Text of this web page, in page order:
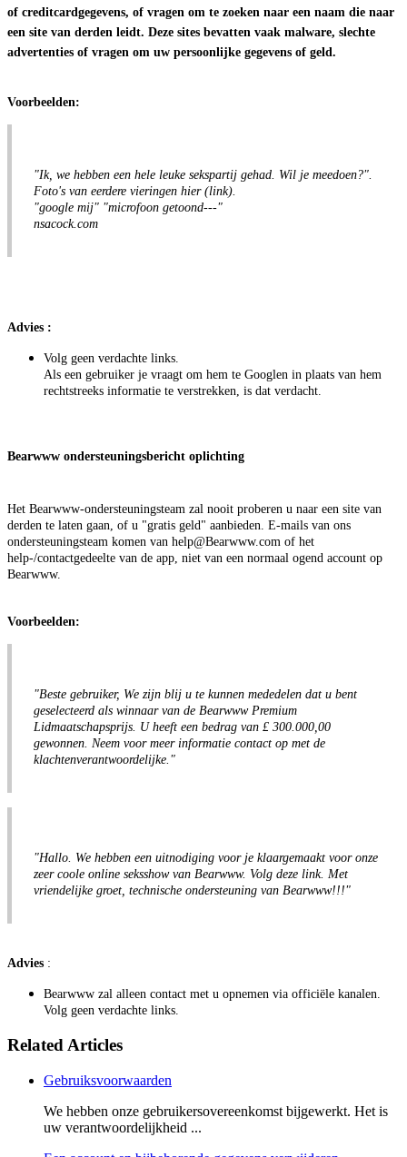
of creditcardgegevens, of vragen om te zoeken naar een naam die naar
een site van derden leidt. Deze sites bevatten vaak malware, slechte
advertenties of vragen om uw persoonlijke gegevens of geld.
Voorbeelden:
"Ik, we hebben een hele leuke sekspartij gehad. Wil je meedoen?".
Foto's van eerdere vieringen hier (link).
"google mij" "microfoon getoond---"
nsacock.com
Advies :
Volg geen verdachte links.
Als een gebruiker je vraagt om hem te Googlen in plaats van hem
rechtstreeks informatie te verstrekken, is dat verdacht.
Bearwww ondersteuningsbericht oplichting
Het Bearwww-ondersteuningsteam zal nooit proberen u naar een site van
derden te laten gaan, of u "gratis geld" aanbieden. E-mails van ons
ondersteuningsteam komen van help@Bearwww.com of het
help-/contactgedeelte van de app, niet van een normaal ogend account op
Bearwww.
Voorbeelden:
"Beste gebruiker, We zijn blij u te kunnen mededelen dat u bent
geselecteerd als winnaar van de Bearwww Premium
Lidmaatschapsprijs. U heeft een bedrag van £ 300.000,00
gewonnen. Neem voor meer informatie contact op met de
klachtenverantwoordelijke."
"Hallo. We hebben een uitnodiging voor je klaargemaakt voor onze
zeer coole online seksshow van Bearwww. Volg deze link. Met
vriendelijke groet, technische ondersteuning van Bearwww!!!"
Advies :
Bearwww zal alleen contact met u opnemen via officiële kanalen.
Volg geen verdachte links.
Related Articles
Gebruiksvoorwaarden
We hebben onze gebruikersovereenkomst bijgewerkt. Het is
uw verantwoordelijkheid ...